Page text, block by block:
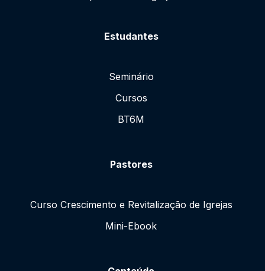
Estudantes
Seminário
Cursos
BT6M
Pastores
Curso Crescimento e Revitalização de Igrejas
Mini-Ebook